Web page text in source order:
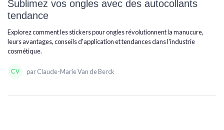
Sublimez vos ongles avec des autocollants
tendance
Explorez comment les stickers pour ongles révolutionnent la manucure,
leurs avantages, conseils d'application et tendances dans l'industrie
cosmétique.
par Claude-Marie Van de Berck